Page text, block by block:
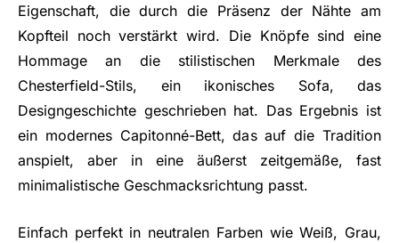
Eigenschaft, die durch die Präsenz der Nähte am
Kopfteil noch verstärkt wird. Die Knöpfe sind eine
Hommage an die stilistischen Merkmale des
Chesterfield-Stils, ein ikonisches Sofa, das
Designgeschichte geschrieben hat. Das Ergebnis ist
ein modernes Capitonné-Bett, das auf die Tradition
anspielt, aber in eine äußerst zeitgemäße, fast
minimalistische Geschmacksrichtung passt.
Einfach perfekt in neutralen Farben wie Weiß, Grau,